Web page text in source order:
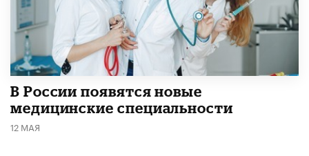
В России появятся новые
медицинские специальности
12 МАЯ